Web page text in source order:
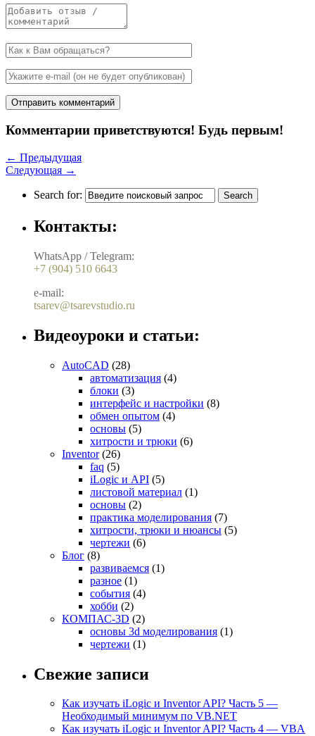
Комментарии приветствуются! Будь первым!
← Предыдущая
Следующая →
Search for:
Контакты:
WhatsApp / Telegram:
+7 (904) 510 6643
e-mail:
tsarev@tsarevstudio.ru
Видеоуроки и статьи:
AutoCAD (28)
автоматизация (4)
блоки (3)
интерфейс и настройки (8)
обмен опытом (4)
основы (5)
хитрости и трюки (6)
Inventor(26)
faq (5)
iLogic и API (5)
листовой материал (1)
основы (2)
практика моделирования (7)
хитрости, трюки и нюансы (5)
чертежи (6)
Блог (8)
развиваемся (1)
разное (1)
события (4)
хобби (2)
КОМПАС-3D (2)
основы 3d моделирования (1)
чертежи (1)
Свежие записи
Как изучать iLogic и Inventor API? Часть 5 —
Необходимый минимум по VB.NET
Как изучать iLogic и Inventor API? Часть 4 — VBA